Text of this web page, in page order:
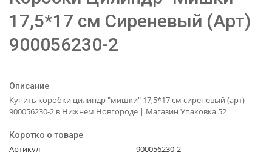
17,5*17 см Сиреневый (Арт)
900056230-2
Описание
Купить коробки цилиндр "мишки" 17,5*17 см сиреневый (арт)
900056230-2 в Нижнем Новгороде | Магазин Упаковка 52
Коротко о товаре
Артикул
900056230-2